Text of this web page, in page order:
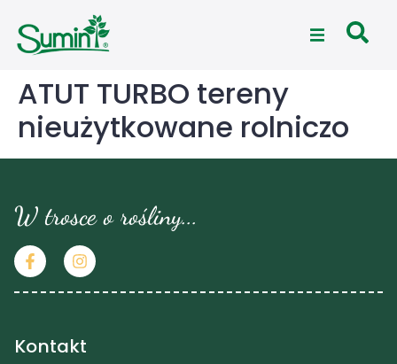
ATUT TURBO tereny
nieużytkowane rolniczo
W trosce o rośliny...
Kontakt